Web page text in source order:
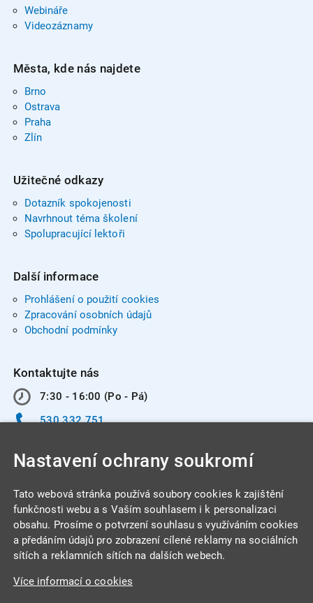
Webináře
Videozáznamy
Města, kde nás najdete
Brno
Ostrava
Praha
Zlín
Užitečné odkazy
Dotazník spokojenosti
Navrhnout téma školení
Spolupracující lektoři
Další informace
Prohlášení o použití cookies
Zpracování osobních údajů
Obchodní podmínky
Kontaktujte nás
7:30 - 16:00 (Po - Pá)
530 332 751
INTEGRA CENTRUM s.r.o.
Jabloňová 662/7
Nastavení ochrany soukromí
Tato webová stránka používá soubory cookies k zajištění
funkčnosti webu a s Vaším souhlasem i k personalizaci
obsahu. Prosíme o potvrzení souhlasu s využíváním cookies
a předáním údajů pro zobrazení cílené reklamy na sociálních
sítích a reklamních sítích na dalších webech.
Více informací o cookies